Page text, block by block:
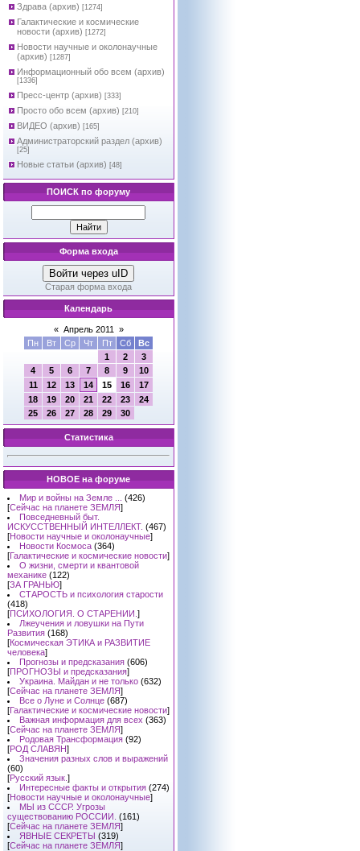
Здрава (архив) [1274]
Галактические и космические
новости (архив) [1272]
Новости научные и околонаучные
(архив) [1287]
Информационный обо всем (архив)
[1336]
Пресс-центр (архив) [333]
Просто обо всем (архив) [210]
ВИДЕО (архив) [165]
Администраторский раздел (архив)
[25]
Новые статьи (архив) [48]
ПОИСК по форуму
Форма входа
Войти через uID
Старая форма входа
Календарь
« Апрель 2011
»
Пн
Вт Ср Чт Пт Сб
Вс
1
2
3
4
5 6 7 8 9
10
11
12 13 14 15 16
17
18
19 20 21 22 23
24
25
26 27 28 29 30
Статистика
НОВОЕ на форуме
Мир и войны на Земле ...
(426)
[Сейчас на планете ЗЕМЛЯ]
Повседневный быт.
ИСКУССТВЕННЫЙ ИНТЕЛЛЕКТ. (467)
[Новости научные и околонаучные]
Новости Космоса (364)
[Галактические и космические новости]
О жизни, смерти и квантовой
механике (122)
[ЗА ГРАНЬЮ]
СТАРОСТЬ и психология старости
(418)
[ПСИХОЛОГИЯ. О СТАРЕНИИ. ]
Лжеучения и ловушки на Пути
Развития (168)
[Космическая ЭТИКА и РАЗВИТИЕ
человека]
Прогнозы и предсказания (606)
[ПРОГНОЗЫ и предсказания]
Украина. Майдан и не только (632)
[Сейчас на планете ЗЕМЛЯ]
Все о Луне и Солнце (687)
[Галактические и космические новости]
Важная информация для всех (363)
[Сейчас на планете ЗЕМЛЯ]
Родовая Трансформация (92)
[РОД СЛАВЯН]
Значения разных слов и выражений
(60)
[Русский язык. ]
Интересные факты и открытия (274)
[Новости научные и околонаучные]
МЫ из СССР. Угрозы
существованию РОССИИ. (161)
[Сейчас на планете ЗЕМЛЯ]
ЯВНЫЕ СЕКРЕТЫ (319)
[Сейчас на планете ЗЕМЛЯ]